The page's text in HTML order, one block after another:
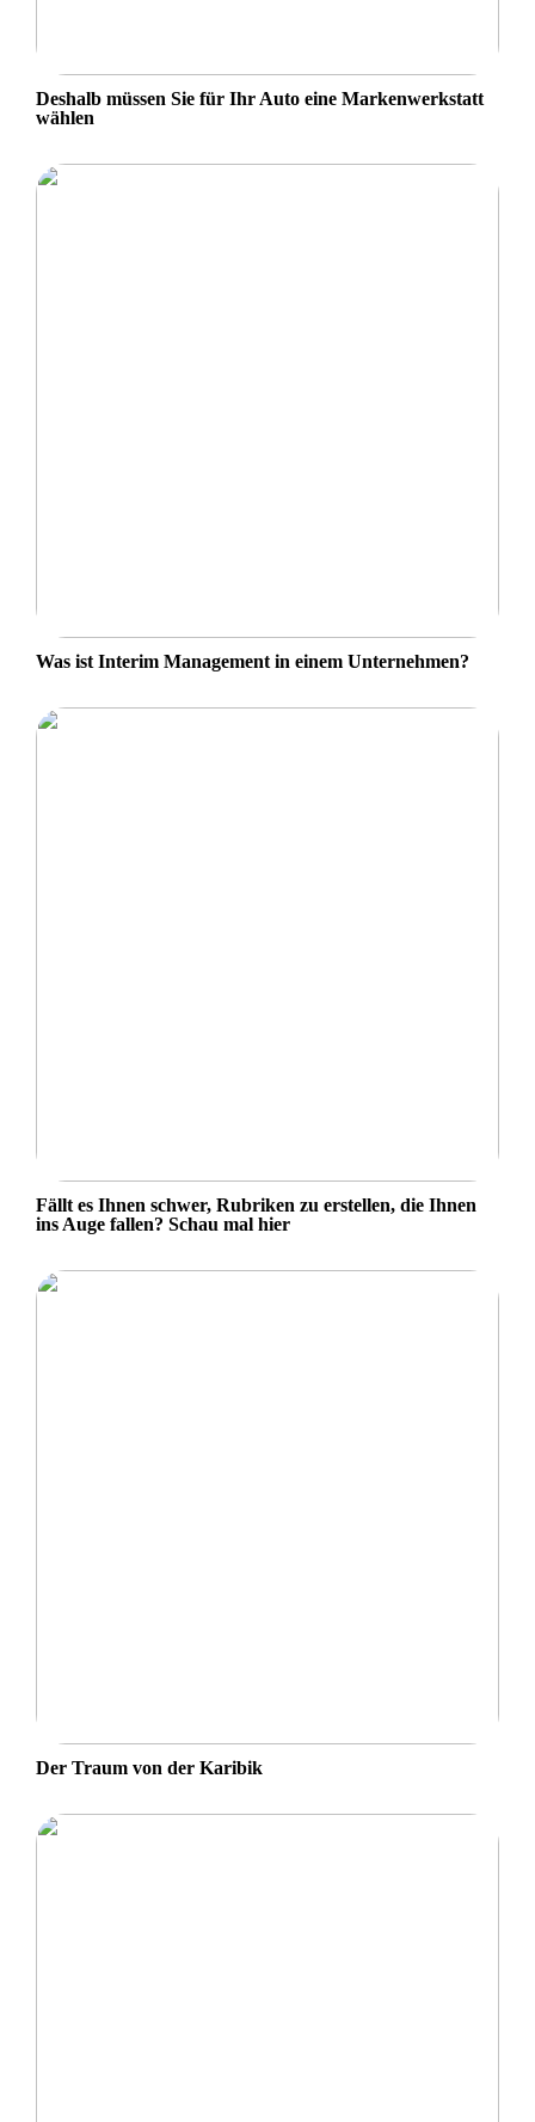
Deshalb müssen Sie für Ihr Auto eine Markenwerkstatt
wählen
Was ist Interim Management in einem Unternehmen?
Fällt es Ihnen schwer, Rubriken zu erstellen, die Ihnen
ins Auge fallen? Schau mal hier
Der Traum von der Karibik